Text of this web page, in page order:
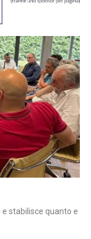
e stabilisce quanto e